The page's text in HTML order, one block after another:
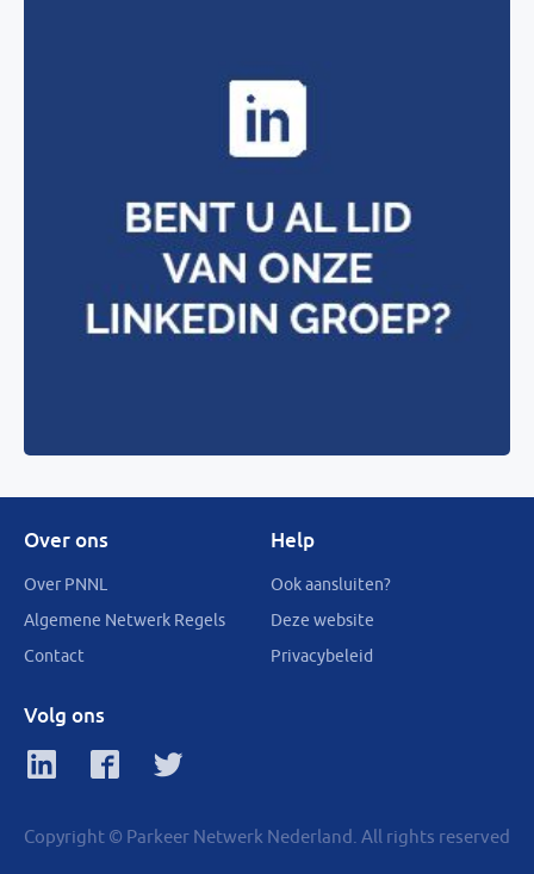
Over ons
Over PNNL
Algemene Netwerk Regels
Contact
Help
Ook aansluiten?
Deze website
Privacybeleid
Volg ons
Copyright © Parkeer Netwerk Nederland. All rights reserved